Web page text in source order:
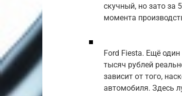
скучный, но зато за
момента
Ford Fiesta. Ещё
тысяч рублей
зависит от того,
автомобиля. Здесь